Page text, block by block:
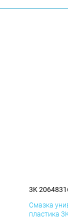
3K
Смазка
пластика